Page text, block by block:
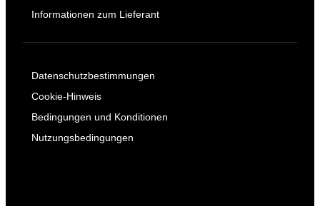
Informationen zum Lieferant
Datenschutzbestimmungen
Cookie-Hinweis
Bedingungen und Konditionen
Nutzungsbedingungen